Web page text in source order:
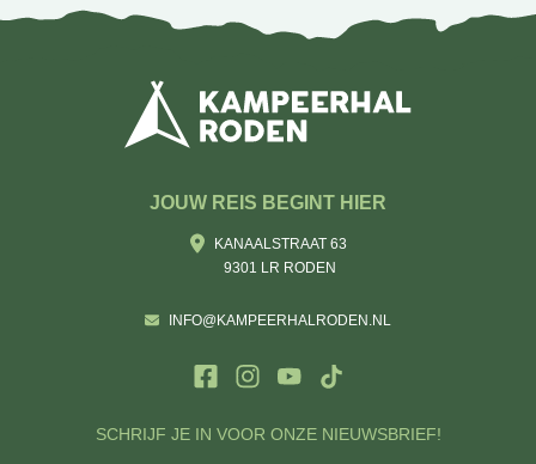
SCHRIJF JE IN VOOR ONZE NIEUWSBRIEF!
JOUW REIS BEGINT HIER
KANAALSTRAAT 63
9301 LR RODEN
INFO@KAMPEERHALRODEN.NL